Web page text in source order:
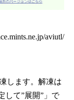
aviutl/
します。解凍は
して”展開”」で